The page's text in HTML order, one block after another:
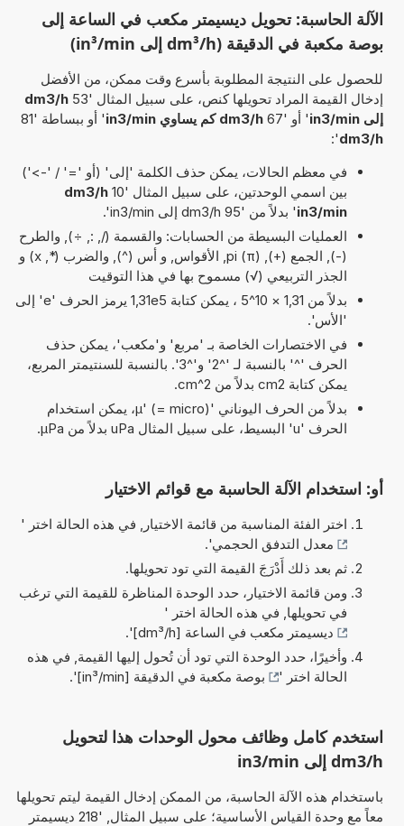
الآلة الحاسبة: تحويل ديسيمتر مكعب في الساعة إلى
بوصة مكعبة في الدقيقة (dm³/h إلى in³/min)
للحصول على النتيجة المطلوبة بأسرع وقت ممكن، من الأفضل
إدخال القيمة المراد تحويلها كنص، على سبيل المثال '53
dm3/h
إلى in3/min
' أو '67 dm3/h كم يساوي in3/min
' أو ببساطة '81
dm3/h
':
في معظم الحالات، يمكن حذف الكلمة 'إلى' (أو '=' / '->')
بين اسمي الوحدتين، على سبيل المثال '10
dm3/h
in3/min' بدلاً من '95 dm3/h إلى in3/min'.
العمليات البسيطة من الحسابات: والقسمة (/, :, ÷), والطرح
(-), الجمع (+), pi (π), الأقواس, و أس (^), والضرب (*, x) و
الجذر التربيعي (√) مسموح بها في هذا التوقيت
بدلاً من 1,31 × 10^5 ، يمكن كتابة 1,31e5 يرمز الحرف 'e' إلى
'الأس'.
في الاختصارات الخاصة بـ 'مربع' و'مكعب'، يمكن حذف
الحرف '^' بالنسبة لـ '^2' و'^3'. بالنسبة للسنتيمتر المربع،
يمكن كتابة cm2 بدلاً من cm^2.
بدلاً من الحرف اليوناني 'µ' (= micro)، يمكن استخدام
الحرف 'u' البسيط، على سبيل المثال uPa بدلاً من µPa.
أو: استخدام الآلة الحاسبة مع قوائم الاختيار
اختر الفئة المناسبة من قائمة الاختيار, في هذه الحالة اختر '
معدل التدفق الحجمي'.
ثم بعد ذلك أَدْرَجَ القيمة التي تود تحويلها.
ومن قائمة الاختيار، حدد الوحدة المناظرة للقيمة التي ترغب
في تحويلها, في هذه الحالة اختر '
ديسيمتر مكعب في الساعة [dm³/h]
'.
وأخيرًا، حدد الوحدة التي تود أن تُحول إليها القيمة, في هذه
الحالة اختر '
بوصة مكعبة في الدقيقة [in³/min] '.
استخدم كامل وظائف محول الوحدات هذا لتحويل
dm3/h إلى in3/min
باستخدام هذه الآلة الحاسبة، من الممكن إدخال القيمة ليتم تحويلها
معاً مع وحدة القياس الأساسية؛ على سبيل المثال, '218 ديسيمتر